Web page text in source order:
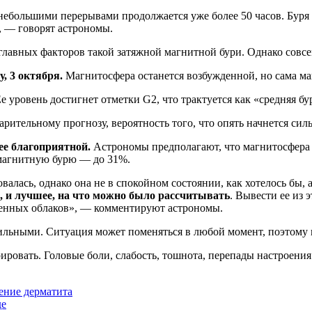
перерывами продолжается уже более 50 часов.
— говорят астрономы.
факторов такой затяжной магнитной бури. Однако
3 октября. Магнитосфера останется возбужденной, но сама
уровень достигнет отметки G2, что трактуется как «средняя
прогнозу, вероятность того, что опять начнется
благоприятной. Астрономы предполагают, что магнитосфера
бурю — до 31%.
однако она не в спокойном состоянии, как хотелось
и лучшее, на что можно было рассчитывать. Вывести ее из
облаков», — комментируют астрономы.
Ситуация может поменяться в любой момент, поэтому
Головые боли, слабость, тошнота, перепады
дерматита